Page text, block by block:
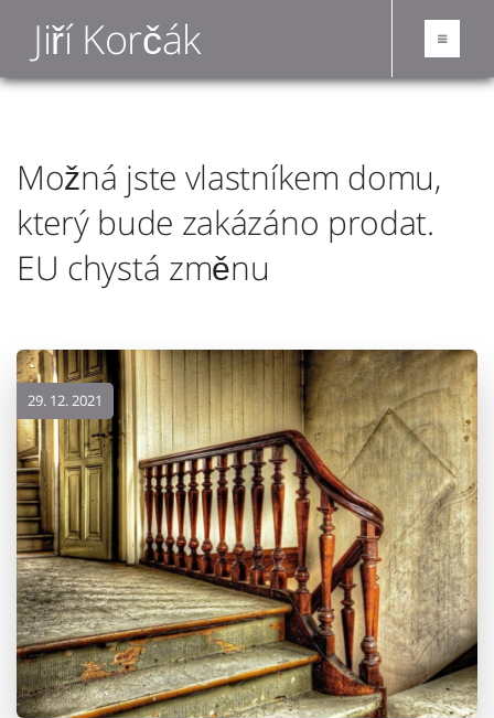
Jiří Korčák
Možná jste vlastníkem domu,
který bude zakázáno prodat.
EU chystá změnu
29. 12. 2021